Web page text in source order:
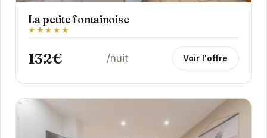
La petite fontainoise
★★★★★
132€ /nuit Voir l'offre